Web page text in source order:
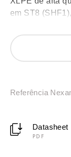
em ST8
térmica de até
ele adapta-se
aplicações em
Referência
Datasheet
PDF